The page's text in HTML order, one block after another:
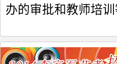
办的审批和教师培